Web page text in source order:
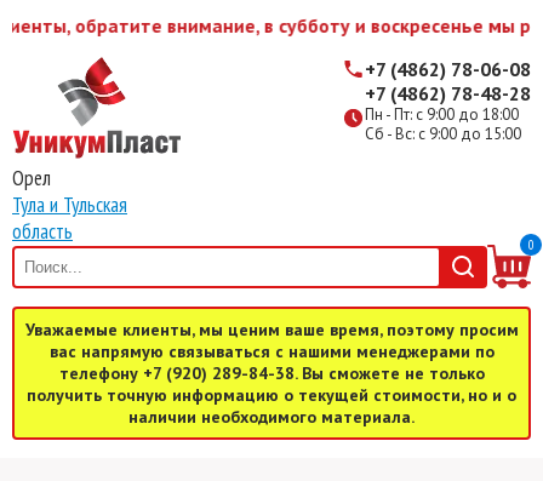
внимание, в субботу и воскресенье мы работаем
Орел
Тула и Тульская
область
Пн - Пт: с 9:00 до 18:00
Сб - Вс: с 9:00 до 15:00
+7 (4862) 78-06-08
+7 (4862) 78-48-28
0
Уважаемые клиенты, мы ценим ваше время, поэтому просим
вас напрямую связываться с нашими менеджерами по
телефону +7 (920) 289-84-38. Вы сможете не только
получить точную информацию о текущей стоимости, но и о
наличии необходимого материала.